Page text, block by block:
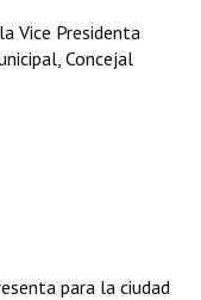
Vice Presidenta
Concejal
para la ciudad